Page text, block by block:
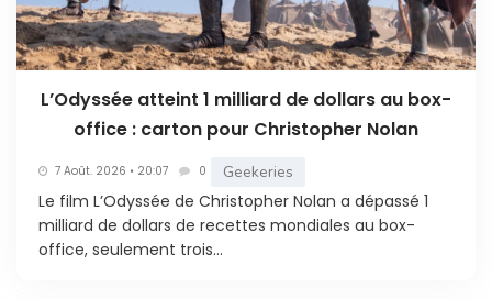
L’Odyssée atteint 1 milliard de dollars au box-
office : carton pour Christopher Nolan
7 Août. 2026 • 20:07 0 Geekeries
Le film L’Odyssée de Christopher Nolan a dépassé 1
milliard de dollars de recettes mondiales au box-
office, seulement trois...